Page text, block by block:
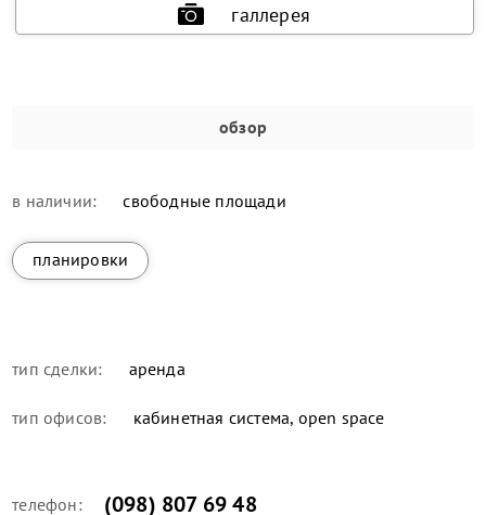
галлерея
обзор
в наличии: свободные площади
планировки
тип сделки: аренда
тип офисов: кабинетная система, open space
телефон: (098) 807 69 48